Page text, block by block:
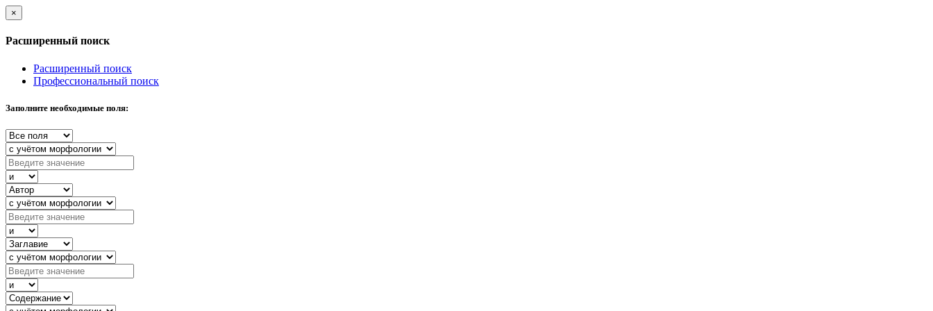
×
Расширенный поиск
Расширенный поиск
Профессиональный поиск
Заполните необходимые поля: